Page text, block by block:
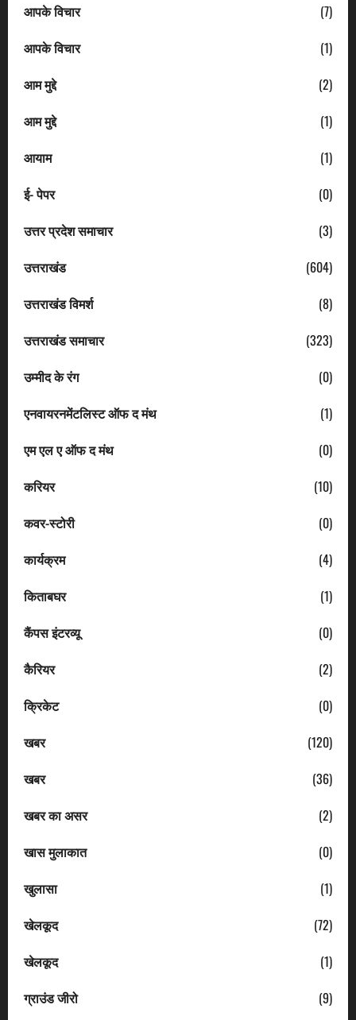
आपके विचार
(7)
आपके विचार
(1)
आम मुद्दे
(2)
आम मुद्दे
(1)
आयाम
(1)
ई- पेपर
(0)
उत्तर प्रदेश समाचार
(3)
उत्तराखंड
(604)
उत्तराखंड विमर्श
(8)
उत्तराखंड समाचार
(323)
उम्मीद के रंग
(0)
एनवायरनमेंटलिस्ट ऑफ द मंथ
(1)
एम एल ए ऑफ द मंथ
(0)
करियर
(10)
कवर-स्टोरी
(0)
कार्यक्रम
(4)
किताबघर
(1)
कैंपस इंटरव्यू
(0)
कैरियर
(2)
क्रिकेट
(0)
खबर
(120)
खबर
(36)
खबर का असर
(2)
खास मुलाकात
(0)
खुलासा
(1)
खेलकूद
(72)
खेलकूद
(1)
ग्राउंड जीरो
(9)